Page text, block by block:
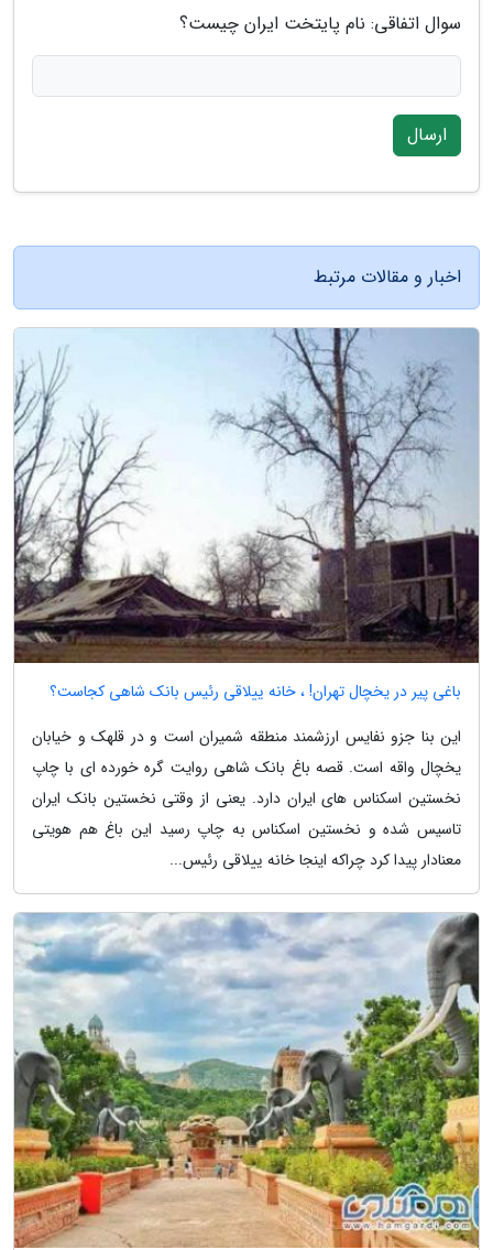
سوال اتفاقی: نام پایتخت ایران چیست؟
ارسال
اخبار و مقالات مرتبط
باغی پیر در یخچال تهران! ، خانه ییلاقی رئیس بانک شاهی کجاست؟
این بنا جزو نفایس ارزشمند منطقه شمیران است و در قلهک و خیابان
یخچال واقه است. قصه باغ بانک شاهی روایت گره خورده ای با چاپ
نخستین اسکناس های ایران دارد. یعنی از وقتی نخستین بانک ایران
تاسیس شده و نخستین اسکناس به چاپ رسید این باغ هم هویتی
معنادار پیدا کرد چراکه اینجا خانه ییلاقی رئیس...